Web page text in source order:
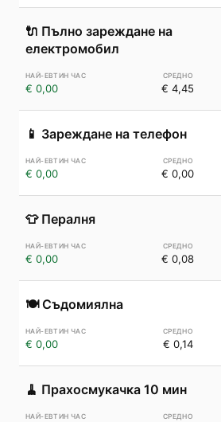
🔌 Пълно зареждане на
електромобил
€ 0,00 € 4,45
📱 Зареждане на телефон
€ 0,00 € 0,00
👕 Пералня
€ 0,00 € 0,08
🍽️ Съдомиялна
€ 0,00 € 0,14
🧹 Прахосмукачка 10 мин